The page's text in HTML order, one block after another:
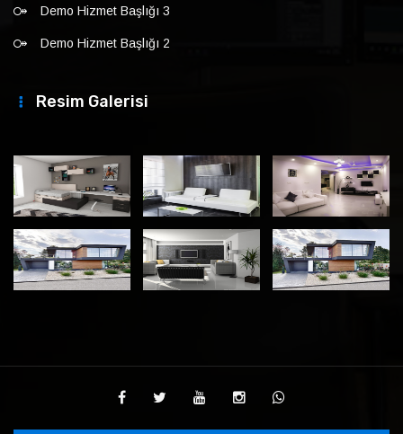
Demo Hizmet Başlığı 3
Demo Hizmet Başlığı 2
Resim Galerisi